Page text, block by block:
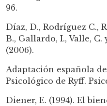
96.
Díaz, D., Rodríguez C.,
B., Gallardo, I., Valle,
(2006).
Adaptación española
Psicológico de Ryff.
Diener, E. (1994). El